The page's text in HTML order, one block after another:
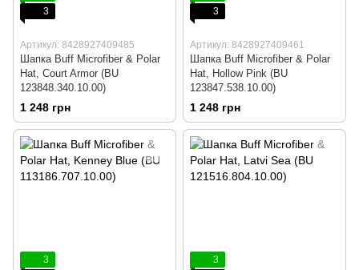
3
Артикул: 8428927409485
Шапка Buff Microfiber & Polar
Hat, Court Armor (BU
123848.340.10.00)
1 248 грн
3
Артикул: 8428927409461
Шапка Buff Microfiber & Polar
Hat, Hollow Pink (BU
123847.538.10.00)
1 248 грн
3
3